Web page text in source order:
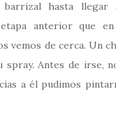
barrizal hasta llegar
anterior que
vemos de cerca. Un
spray. Antes de irse,
a él pudimos